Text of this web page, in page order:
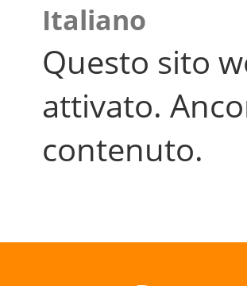
Italiano
Questo sito
attivato.
contenuto.